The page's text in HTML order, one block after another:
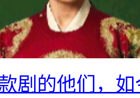
剧的他们，